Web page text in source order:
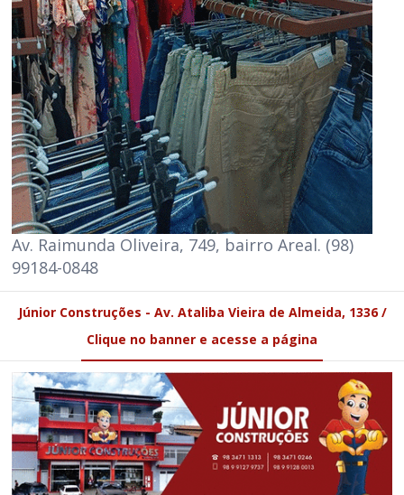
Av. Raimunda Oliveira, 749, bairro Areal. (98)
99184-0848
Júnior Construções - Av. Ataliba Vieira de Almeida, 1336 /
Clique no banner e acesse a página